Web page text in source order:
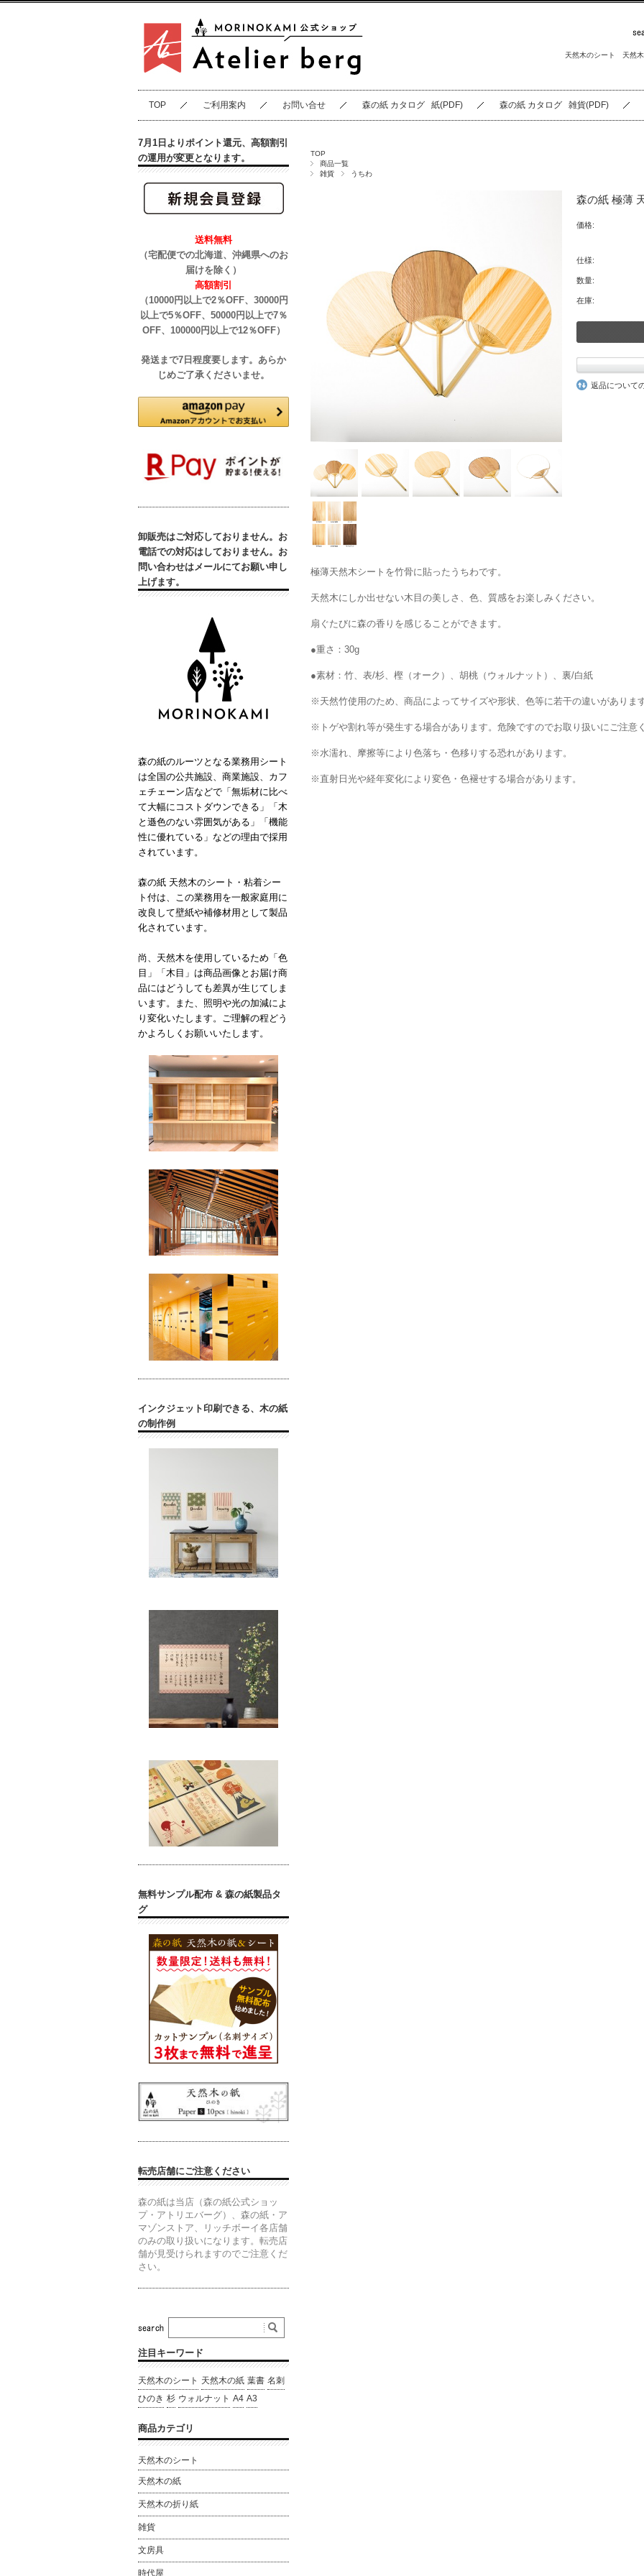
天然木のシート 天然
TOP ご利用案内 お問い合せ 森の紙 カタログ 紙(PDF) 森の紙 カタログ 雑貨(PDF)
TOP
商品一覧
雑貨
うちわ
森の紙 極薄
価格:
仕様:
数量:
在庫:
返品について
極薄天然木シートを竹骨に貼ったうちわです。
天然木にしか出せない木目の美しさ、色、質感をお楽しみください。
扇ぐたびに森の香りを感じることができます。
●重さ：30g
●素材：竹、表/杉、樫（オーク）、胡桃（ウォルナット）、裏/白紙
※天然竹使用のため、商品によってサイズや形状、色等に若干の違いがあります
※トゲや割れ等が発生する場合があります。危険ですのでお取り扱いにご注意
※水濡れ、摩擦等により色落ち・色移りする恐れがあります。
※直射日光や経年変化により変色・色褪せする場合があります。
7月1日よりポイント還元、高額割引
の運用が変更となります。
送料無料
（宅配便での北海道、沖縄県へのお
届けを除く）
高額割引
（10000円以上で2％OFF、30000円
以上で5％OFF、50000円以上で7％
OFF、100000円以上で12％OFF）
発送まで7日程度要します。あらか
じめご了承くださいませ。
卸販売はご対応しておりません。お
電話での対応はしておりません。お
問い合わせはメールにてお願い申し
上げます。
森の紙のルーツとなる業務用シート
は全国の公共施設、商業施設、カフ
ェチェーン店などで「無垢材に比べ
て大幅にコストダウンできる」「木
と遜色のない雰囲気がある」「機能
性に優れている」などの理由で採用
されています。
森の紙 天然木のシート・粘着シー
ト付は、この業務用を一般家庭用に
改良して壁紙や補修材用として製品
化されています。
尚、天然木を使用しているため「色
目」「木目」は商品画像とお届け商
品にはどうしても差異が生じてしま
います。また、照明や光の加減によ
り変化いたします。ご理解の程どう
かよろしくお願いいたします。
インクジェット印刷できる、木の紙
の制作例
無料サンプル配布 & 森の紙製品タ
グ
転売店舗にご注意ください
森の紙は当店（森の紙公式ショッ
プ・アトリエバーグ）、森の紙・ア
マゾンストア、リッチボーイ各店舗
のみの取り扱いになります。転売店
舗が見受けられますのでご注意くだ
さい。
注目キーワード
天然木のシート 天然木の紙 葉書 名刺
ひのき 杉 ウォルナット A4 A3
商品カテゴリ
天然木のシート
天然木の紙
天然木の折り紙
雑貨
文房具
時代屋